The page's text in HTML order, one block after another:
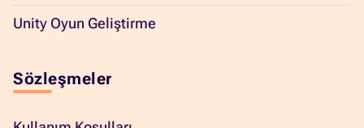
Unity Oyun Geliştirme
Sözleşmeler